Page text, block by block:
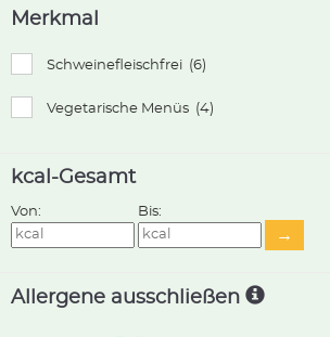
Merkmal
Schweinefleischfrei (6)
Vegetarische Menüs (4)
kcal-Gesamt
Von: Bis:
→
Allergene ausschließen